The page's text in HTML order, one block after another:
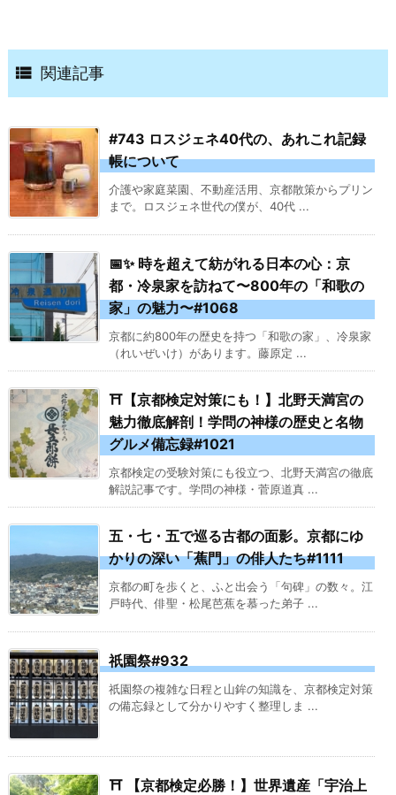
 関連記事
#743 ロスジェネ40代の、あれこれ記録
帳について
介護や家庭菜園、不動産活用、京都散策からプリン
まで。ロスジェネ世代の僕が、40代 ...
📅✨ 時を超えて紡がれる日本の心：京
都・冷泉家を訪ねて〜800年の「和歌の
家」の魅力〜#1068
京都に約800年の歴史を持つ「和歌の家」、冷泉家
（れいぜいけ）があります。藤原定 ...
⛩️【京都検定対策にも！】北野天満宮の
魅力徹底解剖！学問の神様の歴史と名物
グルメ備忘録#1021
京都検定の受験対策にも役立つ、北野天満宮の徹底
解説記事です。学問の神様・菅原道真 ...
五・七・五で巡る古都の面影。京都にゆ
かりの深い「蕉門」の俳人たち#1111
京都の町を歩くと、ふと出会う「句碑」の数々。江
戸時代、俳聖・松尾芭蕉を慕った弟子 ...
祇園祭#932
祇園祭の複雑な日程と山鉾の知識を、京都検定対策
の備忘録として分かりやすく整理しま ...
⛩️ 【京都検定必勝！】世界遺産「宇治上